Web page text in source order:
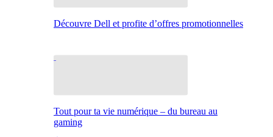
Découvre Dell et profite d’offres promotionnelles
Tout pour ta vie numérique – du bureau au
gaming